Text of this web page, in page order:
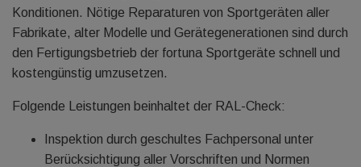
Konditionen. Nötige Reparaturen von Sportgeräten aller
Fabrikate, alter Modelle und Gerätegenerationen sind durch
den Fertigungsbetrieb der fortuna Sportgeräte schnell und
kostengünstig umzusetzen.
Folgende Leistungen beinhaltet der RAL-Check:
Inspektion durch geschultes Fachpersonal unter
Berücksichtigung aller Vorschriften und Normen